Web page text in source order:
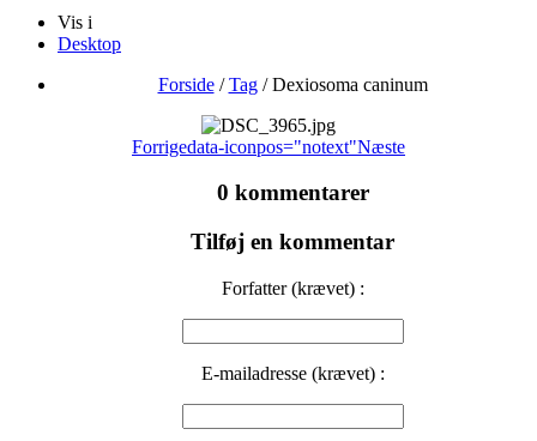
Vis i
Desktop
Forside/Tag /Dexiosoma caninum
Forrigedata-iconpos="notext"Næste
0 kommentarer
Tilføj en kommentar
Forfatter (krævet) :
E-mailadresse (krævet) :